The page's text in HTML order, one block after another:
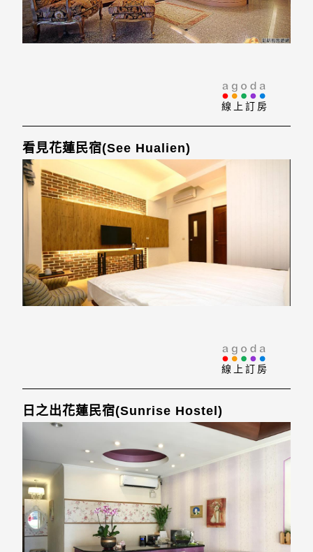
線上訂房
看見花蓮民宿(See Hualien)
線上訂房
日之出花蓮民宿(Sunrise Hostel)